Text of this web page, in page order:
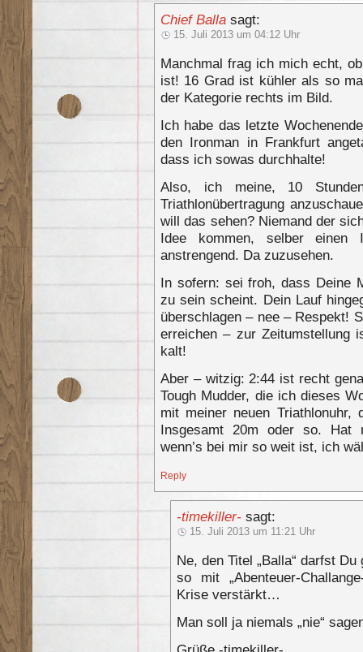
Chief Balla sagt:
15. Juli 2013 um 04:12 Uhr
Manchmal frag ich mich echt,
ist! 16 Grad ist kühler als so
der Kategorie rechts im Bild.
Ich habe das letzte
den Ironman in Frankfurt
dass ich sowas durchhalte!
Also, ich meine, 10
Triathlonübertragung
will das sehen? Niemand der
Idee kommen, selber einen
anstrengend. Da zuzusehen.
In sofern: sei froh, dass Deine
zu sein scheint. Dein Lauf
überschlagen – nee – Respekt!
erreichen – zur Zeitumstellung
kalt!
Aber – witzig: 2:44 ist recht
Tough Mudder, die ich dieses
mit meiner neuen
Insgesamt 20m oder so. Hat
wenn’s bei mir so weit ist, ich
Reply
-timekiller- sagt:
15. Juli 2013 um 11:21 Uhr
Ne, den Titel „Balla“ darfst
so mit „Abenteuer-
Krise verstärkt…
Man soll ja niemals „nie“